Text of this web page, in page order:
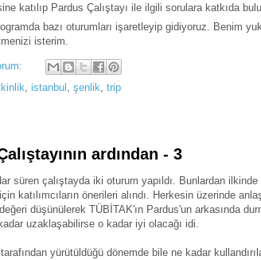
katılıp Pardus Çalıştayı ile ilgili sorulara katkıda
bazı oturumları işaretleyip gidiyoruz. Benim
isterim.
, istanbul , şenlik, trip
ardından - 3
süren çalıştayda iki oturum yapıldı. Bunlardan
katılımcıların önerileri alındı. Herkesin üzerinde
düşünülerek TÜBİTAK'ın Pardus'un arkasında
uzaklaşabilirse o kadar iyi olacağı idi.
yürütüldüğü dönemde bile ne kadar